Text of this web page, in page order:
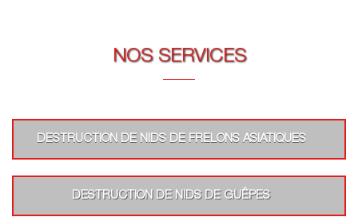
NOS SERVICES
DESTRUCTION DE NIDS DE FRELONS ASIATIQUES
DESTRUCTION DE NIDS DE GUÊPES